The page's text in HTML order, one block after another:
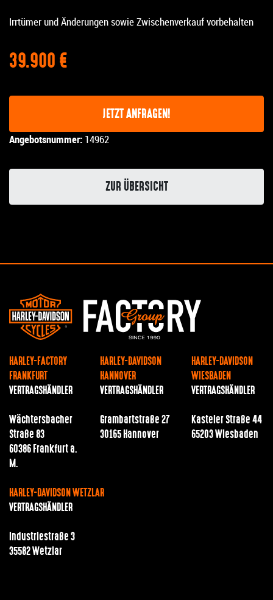
Irrtümer und Änderungen sowie Zwischenverkauf vorbehalten
39.900 €
JETZT ANFRAGEN!
Angebotsnummer: 14962
ZUR ÜBERSICHT
HARLEY-FACTORY
FRANKFURT
VERTRAGSHÄNDLER
Wächtersbacher
Straße 83
60386 Frankfurt a.
M.
HARLEY-DAVIDSON
HANNOVER
VERTRAGSHÄNDLER
Grambartstraße 27
30165 Hannover
HARLEY-DAVIDSON
WIESBADEN
VERTRAGSHÄNDLER
Kasteler Straße 44
65203 Wiesbaden
HARLEY-DAVIDSON WETZLAR
VERTRAGSHÄNDLER
Industriestraße 3
35582 Wetzlar